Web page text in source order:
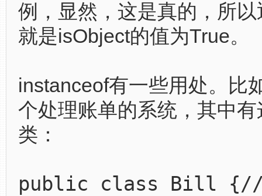
例，显然，这是真的，所
就是isObject的值为True。
instanceof有一些用处。比
个处理账单的系统，其中
类：
public class Bill {//